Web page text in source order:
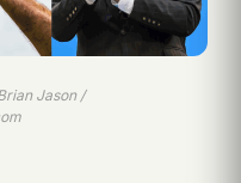
Jason /